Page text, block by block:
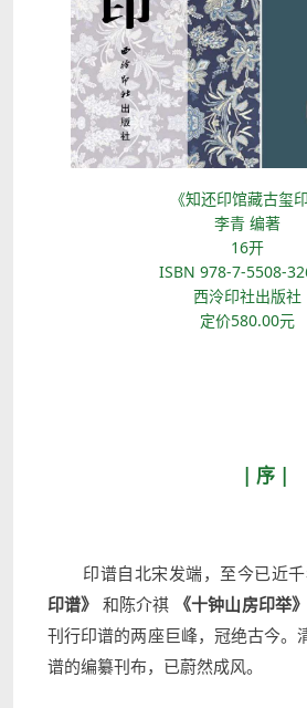
《知还印馆藏古玺印
李青 编著
16开
ISBN 978-7-5508-
西泠印社出版社
定价580.00元
| 序 |
印谱自北宋发端，至今已近
印谱》 和陈介祺 《十钟山房印举》
刊行印谱的两座巨峰，冠绝古今。
谱的编纂刊布，已蔚然成风。